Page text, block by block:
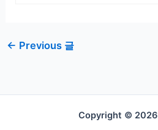
← Previous 글
Copyright © 2026